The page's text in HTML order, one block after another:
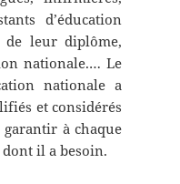
d’éducation
leur diplôme,
nationale.… Le
nationale a
et considérés
à chaque
il a besoin.